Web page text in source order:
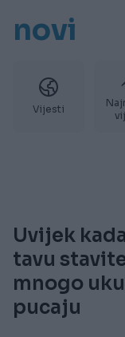
novi
Vijesti
Uvijek
tavu
mnogo
pucaju